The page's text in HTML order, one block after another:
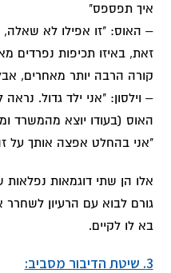
איך תפספס"
– האוס: "זו אפילו לא
זאת, באיזו תכיפות נפרדים
קורה הרבה יותר מאחרים,
– וילסון: "אני ילד גדול.
האוס (בעודו יוצא מהמשרד
"אני בהחלט אפצה אותך על
אלו הן שתי דוגמאות
גורם לבוא עם הרעיון לשחרר
בא לו לקיים.
3. שיטת הדיבור מסביב: